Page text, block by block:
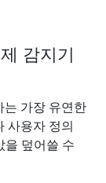
감지기
는 가장 유연한
사용자 정의
을 덮어쓸 수